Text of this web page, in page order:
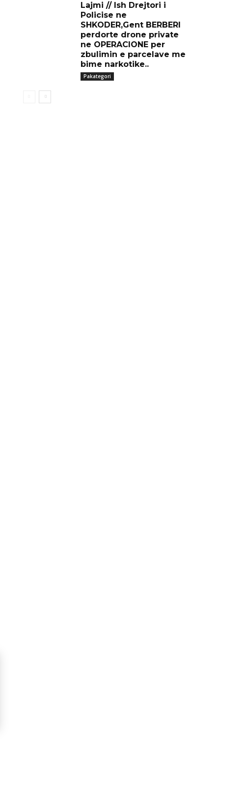
Lajmi // Ish Drejtori i
Policise ne
SHKODER,Gent BERBERI
perdorte drone private
ne OPERACIONE per
zbulimin e parcelave me
bime narkotike..
Pakategori